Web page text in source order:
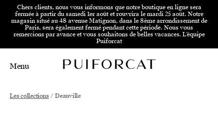
Aller au menu principal Aller au contenu principal Aller
Chers clients, nous vous informons que notre boutique en ligne sera
fermée à partir du samedi 1er août et rouvrira le mardi 25 août. Notre
magasin situé au 48 avenue Matignon, dans le 8ème arrondissement de
Paris, sera également fermé pendant cette période. Nous vous
remercions par avance et vous souhaitons de belles vacances. L'équipe
Puiforcat
Main Mobile Navigation
Menu
Les collections / Deauville